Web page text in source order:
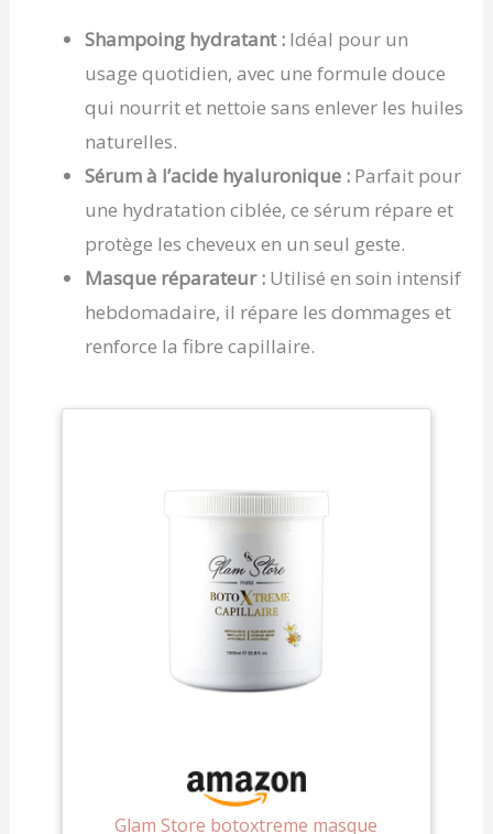
Shampoing hydratant : Idéal pour un
usage quotidien, avec une formule douce
qui nourrit et nettoie sans enlever les huiles
naturelles.
Sérum à l’acide hyaluronique : Parfait pour
une hydratation ciblée, ce sérum répare et
protège les cheveux en un seul geste.
Masque réparateur : Utilisé en soin intensif
hebdomadaire, il répare les dommages et
renforce la fibre capillaire.
Glam Store botoxtreme masque